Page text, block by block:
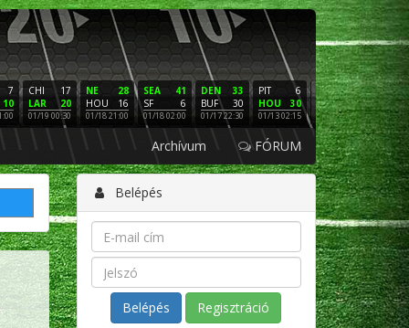
7
10
17
CHI
20
LAR
01/19 00:30
28
NE
16
HOU
01/18 21:00
41
SEA
6
SF
01/18 02:00
33
DEN
30
BUF
01/17 22:30
6
PIT
30
HOU
01/13 02:15
16
NE
3
LAC
01/12 02:00
PHI
SF
01/11
Archívum FÓRUM
Belépés
Regisztráció